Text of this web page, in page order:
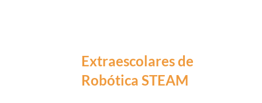
Extraescolares de
Robótica STEAM